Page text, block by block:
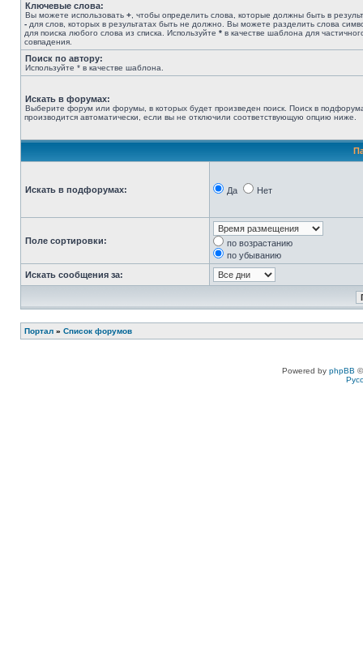
Ключевые слова:
Вы можете использовать + , чтобы определить слова, которые должны быть в
- для слов, которых в результатах быть не должно. Вы можете разделить слова
для поиска любого слова из списка. Используйте * в качестве шаблона для
совпадения.
Поиск по автору:
Используйте * в качестве шаблона.
Искать в форумах:
Выберите форум или форумы, в которых будет произведен поиск. Поиск в
производится автоматически, если вы не отключили соответствующую опцию ниже.
Искать в подфорумах: Да Нет
Поле сортировки:
по возрастанию
по убыванию
Искать сообщения за:
Портал » Список форумов
Powered by phpBB